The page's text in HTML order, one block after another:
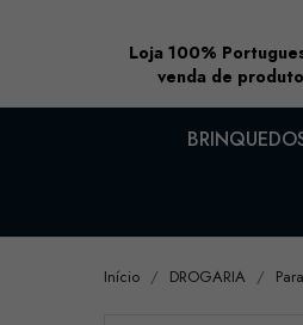
Loja 100%
venda de
Início DROGARIA